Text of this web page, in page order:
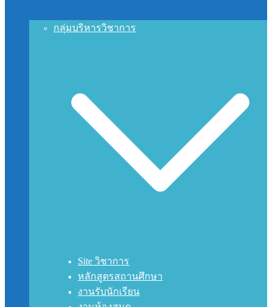
กลุ่มบริหารวิชาการ
Site วิชาการ
หลักสูตรสถานศึกษา
งานรับนักเรียน